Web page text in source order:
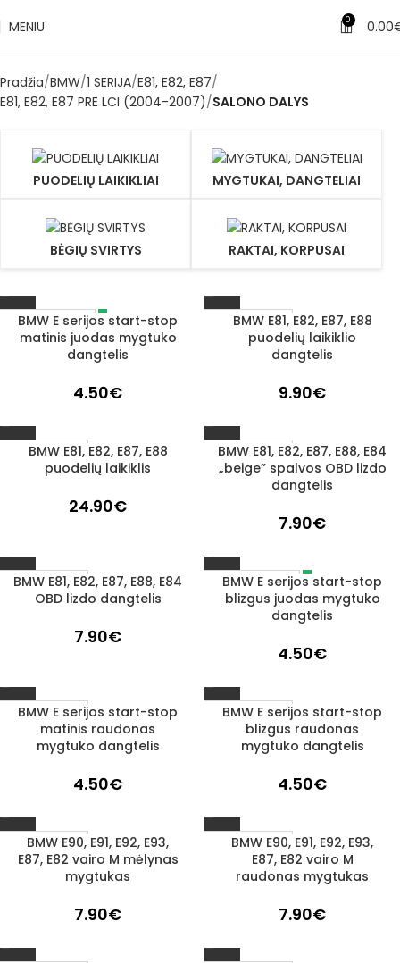
MENIU 0 0.00
Pradžia BMW 1 SERIJA E81, E82, E87
E81, E82, E87 PRE LCI (2004-2007) SALONO DALYS
PUODELIŲ LAIKIKLIAI MYGTUKAI, DANGTELIAI
BĖGIŲ SVIRTYS RAKTAI, KORPUSAI
IŠPARDUOTA
BMW E serijos start-stop
matinis juodas mygtuko
dangtelis
4.50€
1–3 D. D.
BMW E81, E82, E87, E88
puodelių laikiklio
dangtelis
9.90€
1–3 D. D.
BMW E81, E82, E87, E88
puodelių laikiklis
24.90€
1–3 D. D.
BMW E81, E82, E87, E88, E84
„beige” spalvos OBD lizdo
dangtelis
7.90€
1–3 D. D.
BMW E81, E82, E87, E88, E84
OBD lizdo dangtelis
7.90€
IŠPARDUOTA
BMW E serijos start-stop
blizgus juodas mygtuko
dangtelis
4.50€
1–3 D. D.
BMW E serijos start-stop
matinis raudonas
mygtuko dangtelis
4.50€
1–3 D. D.
BMW E serijos start-stop
blizgus raudonas
mygtuko dangtelis
4.50€
1–3 D. D.
BMW E90, E91, E92, E93,
E87, E82 vairo M mėlynas
mygtukas
7.90€
1–3 D. D.
BMW E90, E91, E92, E93,
E87, E82 vairo M
raudonas mygtukas
7.90€